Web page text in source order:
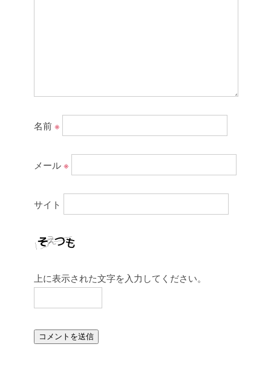
名前※
メール※
サイト
上に表示された文字を入力してください。